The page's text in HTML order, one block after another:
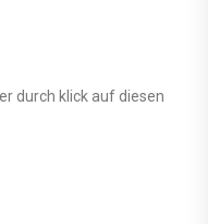
durch klick auf diesen